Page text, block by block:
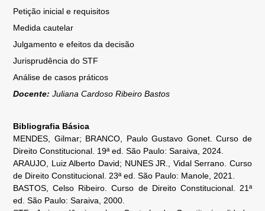
Petição inicial e requisitos
Medida cautelar
Julgamento e efeitos da decisão
Jurisprudência do STF
Análise de casos práticos
Docente:Juliana Cardoso Ribeiro Bastos
Bibliografia Básica
MENDES, Gilmar; BRANCO, Paulo Gustavo Gonet. Curso de
Direito Constitucional. 19ª ed. São Paulo: Saraiva, 2024.
ARAUJO, Luiz Alberto David; NUNES JR., Vidal Serrano. Curso
de Direito Constitucional. 23ª ed. São Paulo: Manole, 2021.
BASTOS, Celso Ribeiro. Curso de Direito Constitucional. 21ª
ed. São Paulo: Saraiva, 2000.